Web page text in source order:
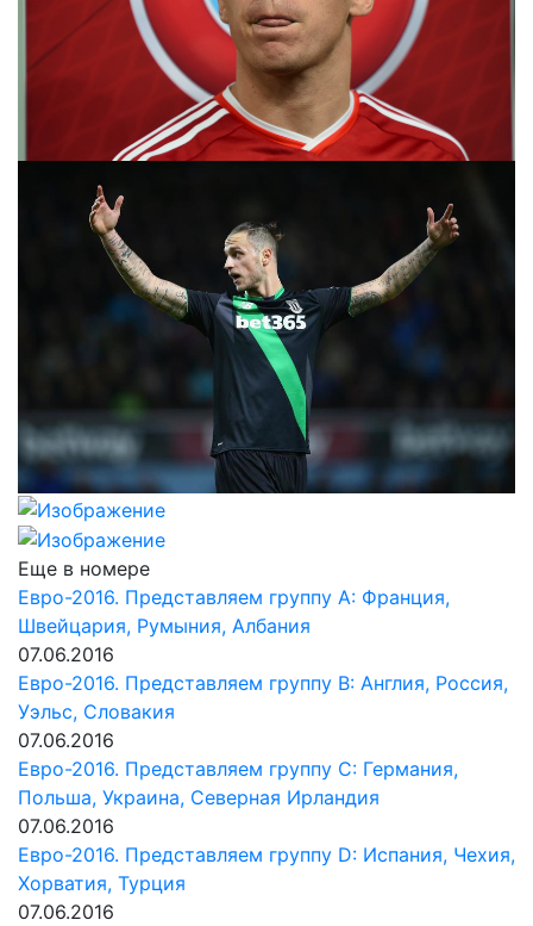
Еще в номере
Евро-2016. Представляем группу A: Франция,
Швейцария, Румыния, Албания
07.06.2016
Евро-2016. Представляем группу B: Англия, Россия,
Уэльс, Словакия
07.06.2016
Евро-2016. Представляем группу С: Германия,
Польша, Украина, Северная Ирландия
07.06.2016
Евро-2016. Представляем группу D: Испания, Чехия,
Хорватия, Турция
07.06.2016